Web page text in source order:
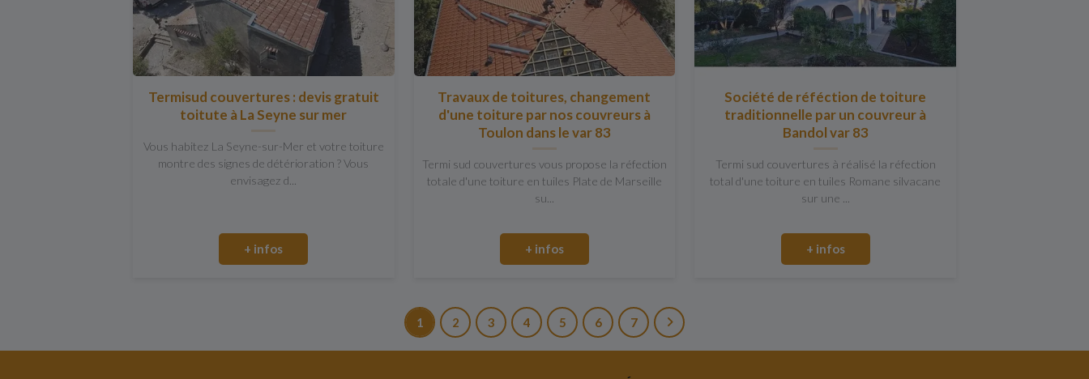
Termisud couvertures : devis gratuit
toitute à La Seyne sur mer
Vous habitez La Seyne-sur-Mer et votre toiture
montre des signes de détérioration ? Vous
envisagez d...
+ infos
Travaux de toitures, changement
d'une toiture par nos couvreurs à
Toulon dans le var 83
Termi sud couvertures vous propose la réfection
totale d'une toiture en tuiles Plate de Marseille
su...
+ infos
Société de réféction de toiture
traditionnelle par un couvreur à
Bandol var 83
Termi sud couvertures à réalisé la réfection
total d'une toiture en tuiles Romane silvacane
sur une ...
+ infos
1 2 3 4 5 6 7